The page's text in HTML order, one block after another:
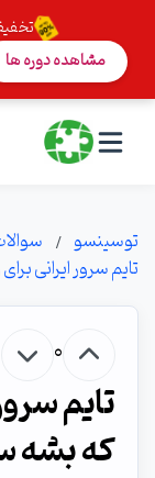
مشاهده دوره ها
توسینسو
تایم سرور ایرانی برای ویندوز 11 که بشه
0
که بشه